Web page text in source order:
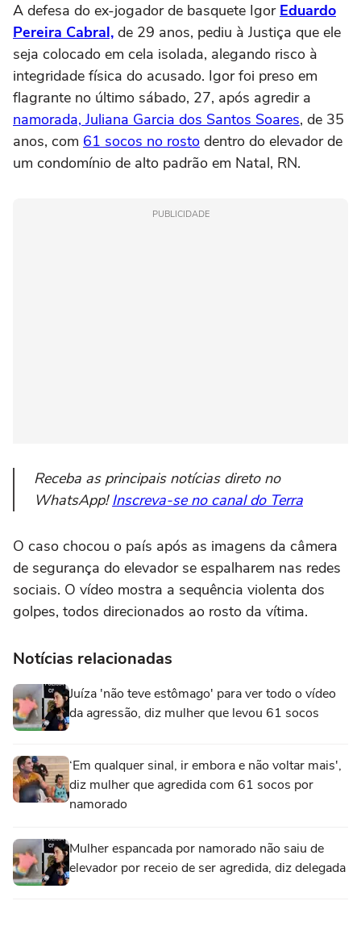
A defesa do ex-jogador de basquete Igor Eduardo
Pereira Cabral, de 29 anos, pediu à Justiça que ele
seja colocado em cela isolada, alegando risco à
integridade física do acusado. Igor foi preso em
flagrante no último sábado, 27, após agredir a
namorada, Juliana Garcia dos Santos Soares, de 35
anos, com 61 socos no rosto dentro do elevador de
um condomínio de alto padrão em Natal, RN.
PUBLICIDADE
Receba as principais notícias direto no
WhatsApp!Inscreva-se no canal do Terra
O caso chocou o país após as imagens da câmera
de segurança do elevador se espalharem nas redes
sociais. O vídeo mostra a sequência violenta dos
golpes, todos direcionados ao rosto da vítima.
Notícias relacionadas
Juíza 'não teve estômago' para ver todo o vídeo
da agressão, diz mulher que levou 61 socos
‘Em qualquer sinal, ir embora e não voltar mais',
diz mulher que agredida com 61 socos por
namorado
Mulher espancada por namorado não saiu de
elevador por receio de ser agredida, diz delegada